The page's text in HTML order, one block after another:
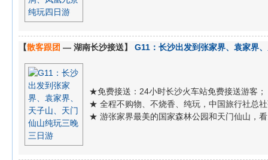
【散客跟团 — 湖南长沙接送】 G11：长沙出发到张家界、袁家界
★免费接送：24小时长沙火车站免费接送游客；
★ 全程不购物、不烧香、纯玩，中国旅行社总
★ 游张家界最美的国家森林公园和天门仙山，